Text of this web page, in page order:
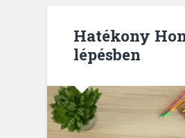
Hatékony
lépésben